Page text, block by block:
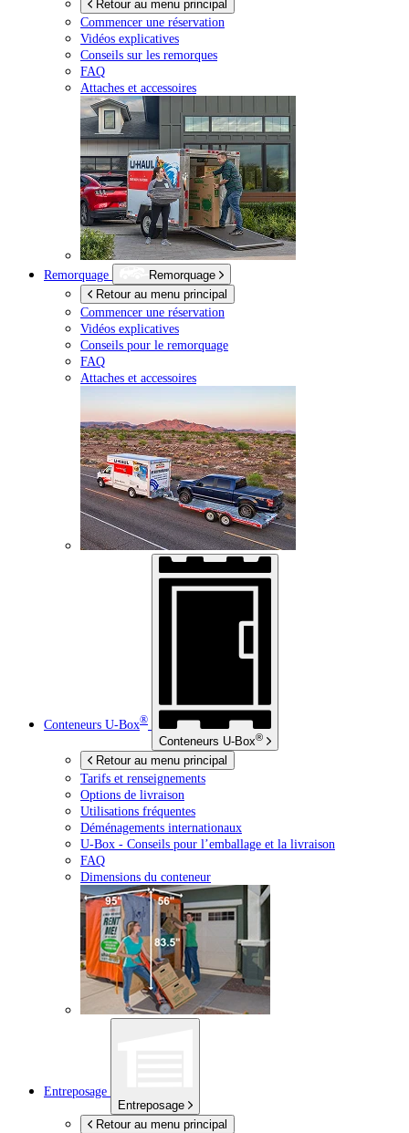
Retour au menu principal
Commencer une réservation
Vidéos explicatives
Conseils sur les remorques
FAQ
Attaches et accessoires
Remorquage
Remorquage
Retour au menu principal
Commencer une réservation
Vidéos explicatives
Conseils pour le remorquage
FAQ
Attaches et accessoires
Conteneurs U-Box®
Conteneurs U-Box®
Retour au menu principal
Tarifs et renseignements
Options de livraison
Utilisations fréquentes
Déménagements internationaux
U-Box - Conseils pour l’emballage et la livraison
FAQ
Dimensions du conteneur
Entreposage
Entreposage
Retour au menu principal